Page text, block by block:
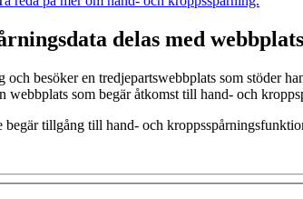
delas med
besöker en tredjepartswebbplats som stöder
webbplats som begär åtkomst till hand- och
tillgång till hand- och